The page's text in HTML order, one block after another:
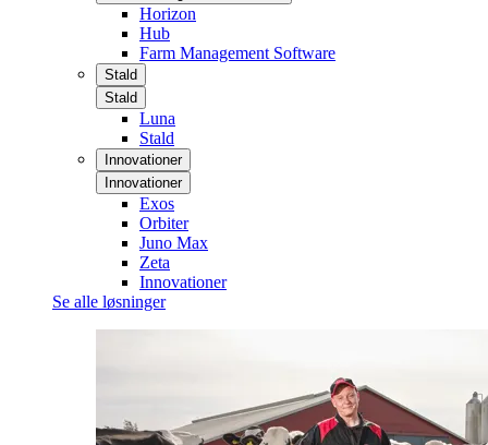
Horizon
Hub
Farm Management Software
Stald
Stald
Luna
Stald
Innovationer
Innovationer
Exos
Orbiter
Juno Max
Zeta
Innovationer
Se alle løsninger